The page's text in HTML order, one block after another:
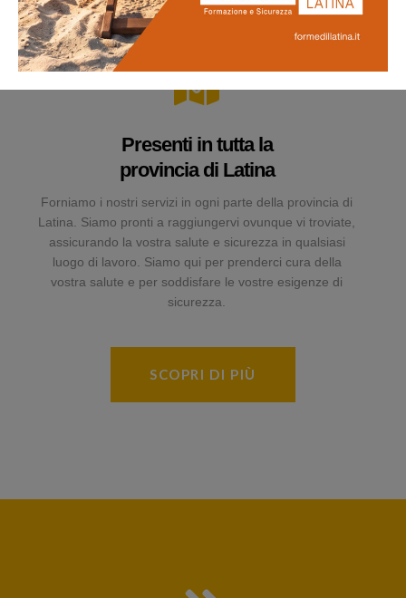
benessere generale.
Presenti in tutta la
provincia di Latina
Forniamo i nostri servizi in ogni parte della provincia di
Latina. Siamo pronti a raggiungervi ovunque vi troviate,
assicurando la vostra salute e sicurezza in qualsiasi
luogo di lavoro. Siamo qui per prenderci cura della
vostra salute e per soddisfare le vostre esigenze di
sicurezza.
SCOPRI DI PIÙ